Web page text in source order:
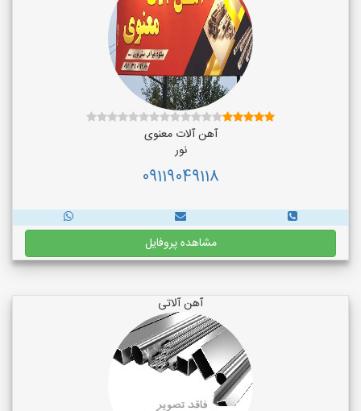
آهن آلات معنوی
نور
09119049118
مشاهده پروفایل
آهن آلاتی